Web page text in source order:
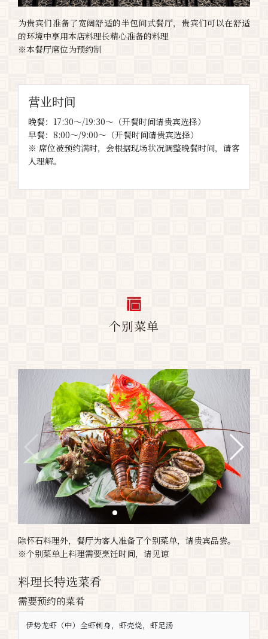
为贵宾们准备了宽阔舒适的半包间式餐厅，贵宾们可以在舒适
的环境中享用本店料理长精心准备的料理
※本餐厅席位为预约制
营业时间
晚餐：17:30～/19:30～（开餐时间请贵宾选择）
早餐：8:00～/9:00～（开餐时间请贵宾选择）
※ 席位被预约满时，会根据现场状况调整晚餐时间，请客
人理解。
除怀石料理外，餐厅为客人准备了个别菜单，请贵宾品尝。
※个别菜单上料理需要烹饪时间，请见谅
料理长特选菜肴
需要预约的菜肴
伊势龙虾（中）全虾刺身，虾壳烧，虾足汤